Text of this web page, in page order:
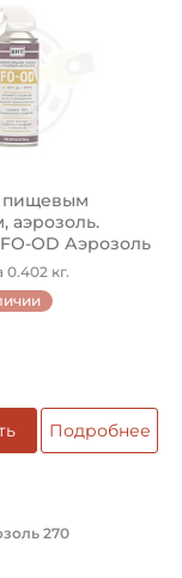
пищевым
аэрозоль.
OD Аэрозоль
0.402 кг.
Подробнее
520 мл RHT,
очиститель
270